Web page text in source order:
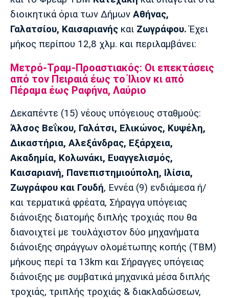
διοικητικά όρια των Δήμων Αθήνας,
Γαλατσίου, Καισαριανής και Ζωγράφου.Έχει
μήκος περίπου 12,8 χλμ. και περιλαμβάνει:
Μετρό-Τραμ-Προαστιακός: Οι επεκτάσεις
από τον Πειραιά έως το Ίλιον κι από
Πέραμα έως Ραφήνα, Λαύριο
Δεκαπέντε (15) νέους υπόγειους σταθμούς:
Άλσος Βεΐκου, Γαλάτσι, Ελικώνος, Κυψέλη,
Δικαστήρια, Αλεξάνδρας, Εξάρχεια,
Ακαδημία, Κολωνάκι, Ευαγγελισμός,
Καισαριανή, Πανεπιστημιούπολη, Ιλίσια,
Ζωγράφου και Γουδή, Εννέα (9) ενδιάμεσα ή/
και τερματικά φρέατα, Σήραγγα υπόγειας
διάνοιξης διατομής διπλής τροχιάς που θα
διανοιχτεί με τουλάχιστον δύο μηχανήματα
διάνοιξης σηράγγων ολομέτωπης κοπής (ΤΒΜ)
μήκους περί τα 13km και Σήραγγες υπόγειας
διάνοιξης με συμβατικά μηχανικά μέσα διπλής
τροχιάς, τριπλής τροχιάς & διακλαδώσεων,